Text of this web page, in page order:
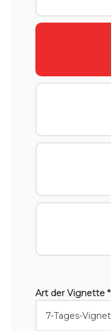
Art der Vignette *